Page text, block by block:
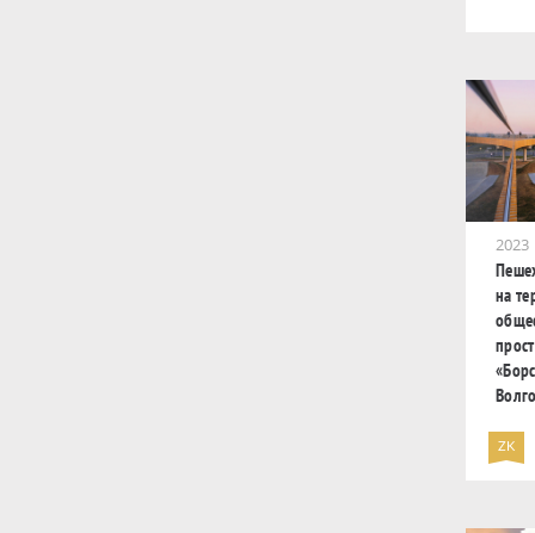
2023
на
ZK